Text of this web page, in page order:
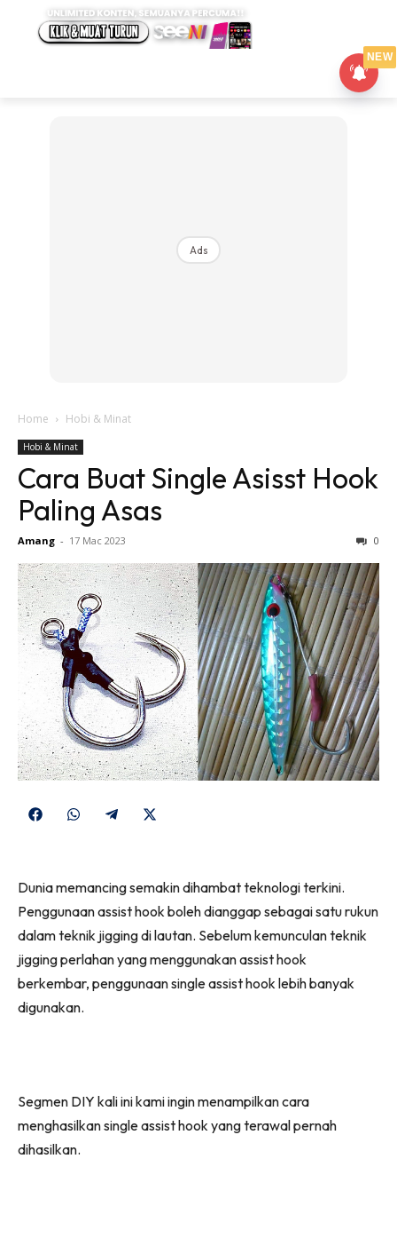
Ads
Home Hobi & Minat
Hobi & Minat
Cara Buat Single Asisst Hook
Paling Asas
Amang - 17 Mac 2023 0
Share
Share
Share
(Twitter)
Dunia memancing semakin dihambat teknologi terkini.
Penggunaan assist hook boleh dianggap sebagai satu rukun
dalam teknik jigging di lautan. Sebelum kemunculan teknik
jigging perlahan yang menggunakan assist hook
berkembar, penggunaan single assist hook lebih banyak
digunakan.
Segmen DIY kali ini kami ingin menampilkan cara
menghasilkan single assist hook yang terawal pernah
dihasilkan.
NEW